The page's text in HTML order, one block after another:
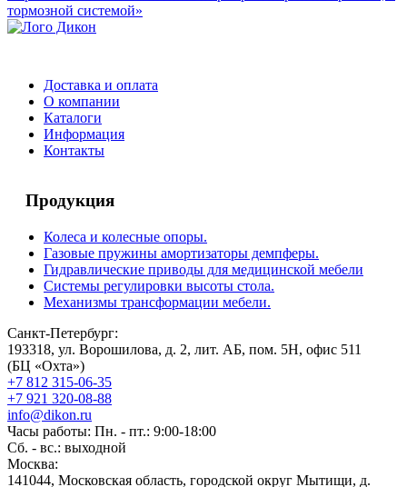
тормозной системой»
Доставка и оплата
О компании
Каталоги
Информация
Контакты
Продукция
Колеса и колесные опоры.
Газовые пружины амортизаторы демпферы.
Гидравлические приводы для медицинской мебели
Системы регулировки высоты стола.
Механизмы трансформации мебели.
Санкт-Петербург:
193318, ул. Ворошилова, д. 2, лит. АБ, пом. 5Н, офис 511
(БЦ «Охта»)
+7 812 315-06-35
+7 921 320-08-88
info@dikon.ru
Часы работы: Пн. - пт.: 9:00-18:00
Сб. - вс.: выходной
Москва:
141044, Московская область, городской округ Мытищи, д.